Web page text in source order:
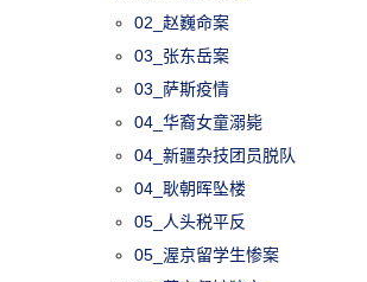
02_赵巍命案
03_张东岳案
03_萨斯疫情
04_华裔女童溺毙
04_新疆杂技团员脱队
04_耿朝晖坠楼
05_人头税平反
05_渥京留学生惨案